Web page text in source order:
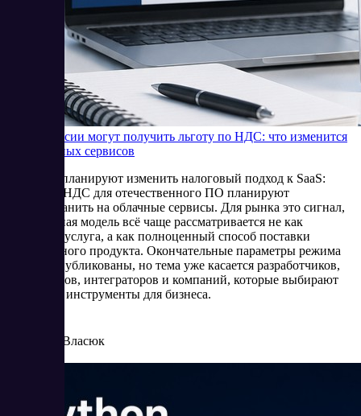
SaaS в России могут получить льготу по НДС: что изменится
для облачных сервисов
В России планируют изменить налоговый подход к SaaS:
льготу по НДС для отечественного ПО планируют
распространить на облачные сервисы. Для рынка это сигнал,
что облачная модель всё чаще рассматривается не как
отдельная услуга, а как полноценный способ поставки
программного продукта. Окончательные параметры режима
пока не опубликованы, но тема уже касается разработчиков,
провайдеров, интеграторов и компаний, которые выбирают
цифровые инструменты для бизнеса.
Елена Власюк